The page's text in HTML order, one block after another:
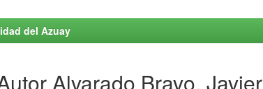
del Azuay
Alvarado Bravo, Javier